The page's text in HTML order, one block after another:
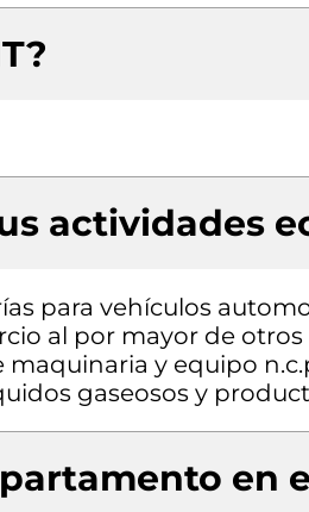
actividades
para vehículos
al por mayor de
y equipo
gaseosos y
en